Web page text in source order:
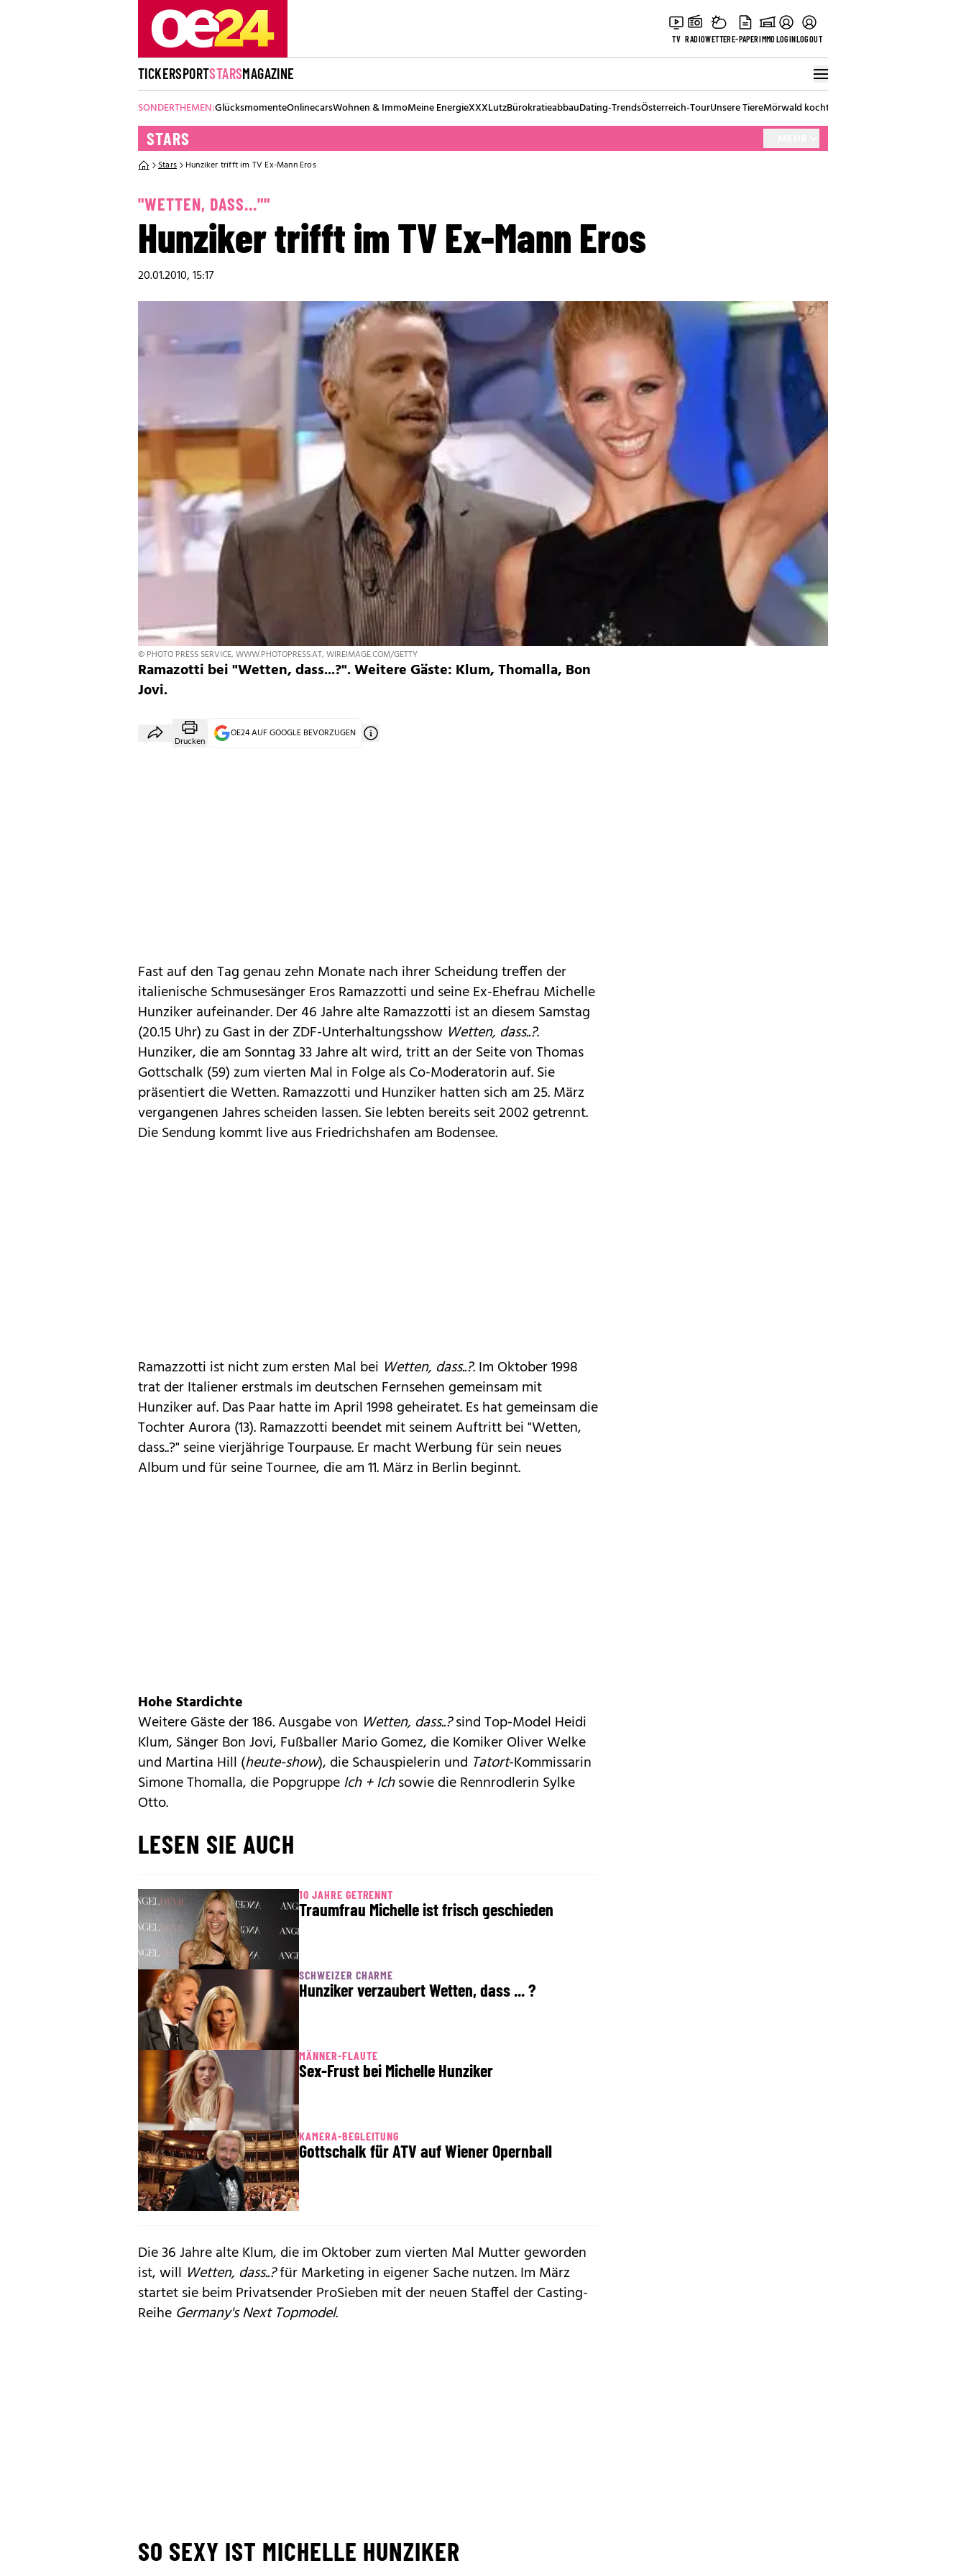
TV RADIOWETTERE-PAPERIMMOLOGINLOGOUT
TICKERSPORTSTARSMAGAZINE
SONDERTHEMEN:GlücksmomenteOnlinecarsWohnen & ImmoMeine EnergieXXXLutzBürokratieabbauDating-TrendsÖsterreich-TourUnsere TiereMörwald kocht
STARS
Stars Hunziker trifft im TV Ex-Mann Eros
"WETTEN, DASS...""
Hunziker trifft im TV Ex-Mann Eros
20.01.2010, 15:17
© PHOTO PRESS SERVICE, WWW.PHOTOPRESS.AT, WIREIMAGE.COM/GETTY
Ramazotti bei "Wetten, dass...?". Weitere Gäste: Klum, Thomalla, Bon
Jovi.
Drucken
OE24 AUF GOOGLE BEVORZUGEN
Fast auf den Tag genau zehn Monate nach ihrer Scheidung treffen der
italienische Schmusesänger Eros Ramazzotti und seine Ex-Ehefrau Michelle
Hunziker aufeinander. Der 46 Jahre alte Ramazzotti ist an diesem Samstag
(20.15 Uhr) zu Gast in der ZDF-Unterhaltungsshow Wetten, dass..?.
Hunziker, die am Sonntag 33 Jahre alt wird, tritt an der Seite von Thomas
Gottschalk (59) zum vierten Mal in Folge als Co-Moderatorin auf. Sie
präsentiert die Wetten. Ramazzotti und Hunziker hatten sich am25. März
vergangenen Jahres scheiden lassen. Sie lebten bereits seit 2002 getrennt.
Die Sendung kommt live aus Friedrichshafen am Bodensee.
Ramazzotti ist nicht zum ersten Mal bei Wetten, dass..?. Im Oktober 1998
trat der Italiener erstmals im deutschen Fernsehen gemeinsam mit
Hunziker auf. Das Paar hatte im April 1998 geheiratet. Es hat gemeinsam die
Tochter Aurora (13). Ramazzotti beendet mit seinem Auftritt bei "Wetten,
dass..?" seine vierjährige Tourpause. Er macht Werbung für sein neues
Album und für seine Tournee, die am 11. März in Berlin beginnt.
Hohe Stardichte
Weitere Gäste der 186. Ausgabe von Wetten, dass..?sind Top-Model Heidi
Klum, Sänger Bon Jovi, Fußballer Mario Gomez, die Komiker Oliver Welke
und Martina Hill (heute-show), die Schauspielerin und Tatort-Kommissarin
Simone Thomalla, die PopgruppeIch + Ichsowie die Rennrodlerin Sylke
Otto.
LESEN SIE AUCH
10 JAHRE GETRENNT
Traumfrau Michelle ist frisch geschieden
SCHWEIZER CHARME
Hunziker verzaubert Wetten, dass ... ?
MÄNNER-FLAUTE
Sex-Frust bei Michelle Hunziker
KAMERA-BEGLEITUNG
Gottschalk für ATV auf Wiener Opernball
Die 36 Jahre alte Klum, die im Oktoberzum vierten Mal Mutter geworden
ist, will Wetten, dass..?für Marketing in eigener Sache nutzen. Im März
startet sie beim Privatsender ProSieben mit der neuen Staffel der Casting-
Reihe Germany's Next Topmodel.
SO SEXY IST MICHELLE HUNZIKER